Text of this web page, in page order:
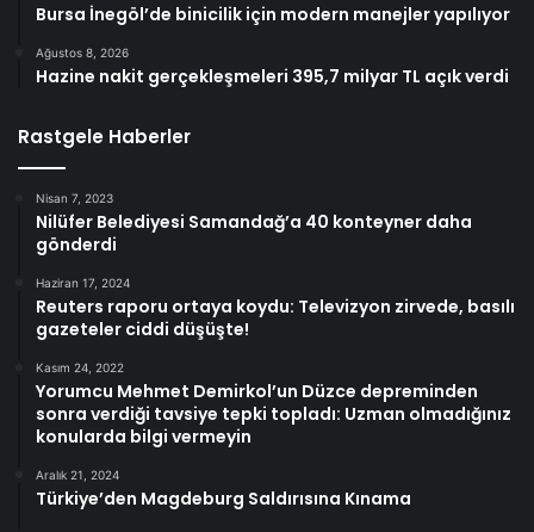
Bursa İnegöl’de binicilik için modern manejler yapılıyor
Ağustos 8, 2026
Hazine nakit gerçekleşmeleri 395,7 milyar TL açık verdi
Rastgele Haberler
Nisan 7, 2023
Nilüfer Belediyesi Samandağ’a 40 konteyner daha
gönderdi
Haziran 17, 2024
Reuters raporu ortaya koydu: Televizyon zirvede, basılı
gazeteler ciddi düşüşte!
Kasım 24, 2022
Yorumcu Mehmet Demirkol’un Düzce depreminden
sonra verdiği tavsiye tepki topladı: Uzman olmadığınız
konularda bilgi vermeyin
Aralık 21, 2024
Türkiye’den Magdeburg Saldırısına Kınama